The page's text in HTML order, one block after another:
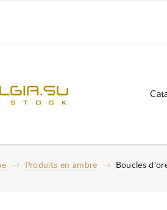
Produits en ambre Boucles